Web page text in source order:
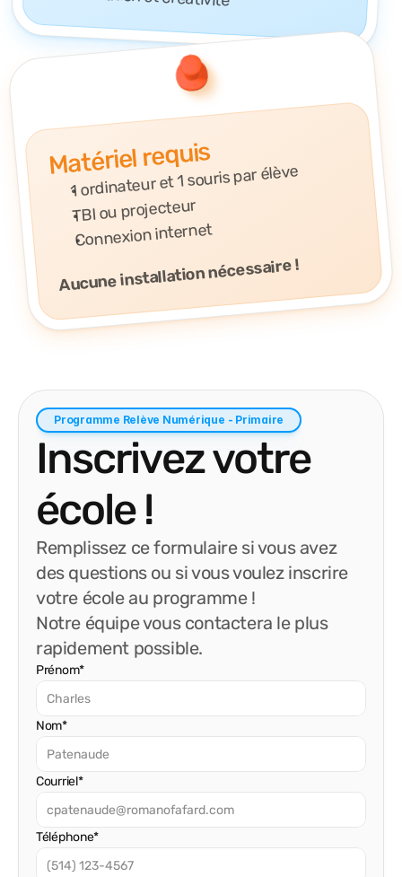
Matériel requis
1 ordinateur et 1 souris par élève
TBI ou projecteur
Connexion internet
Aucune installation nécessaire !
Programme Relève Numérique - Primaire
Inscrivez votre
école !
Remplissez ce formulaire si vous avez
des questions ou si vous voulez inscrire
votre école au programme !
Notre équipe vous contactera le plus
rapidement possible.
Prénom*
Nom*
Courriel*
Téléphone*